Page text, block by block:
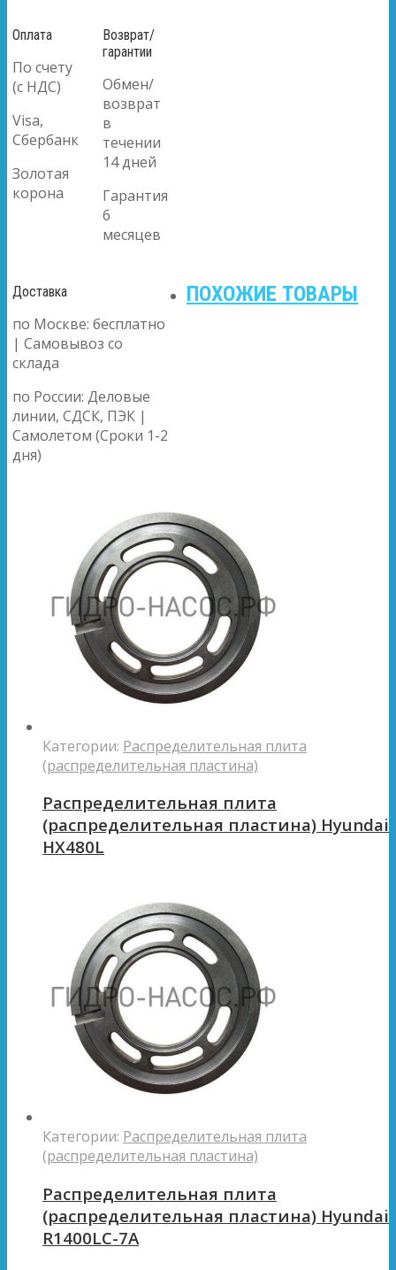
Оплата
По счету
(с НДС)
Visa,
Сбербанк
Золотая
корона
Возврат/
гарантии
Обмен/
возврат
в
течении
14 дней
Гарантия
6
месяцев
Доставка
по Москве: бесплатно
| Самовывоз со
склада
по России: Деловые
линии, СДСК, ПЭК |
Самолетом (Сроки 1-2
дня)
ПОХОЖИЕ ТОВАРЫ
Категории: Распределительная плита
(распределительная пластина)
Распределительная плита
(распределительная пластина) Hyundai
HX480L
Категории: Распределительная плита
(распределительная пластина)
Распределительная плита
(распределительная пластина) Hyundai
R1400LC-7A